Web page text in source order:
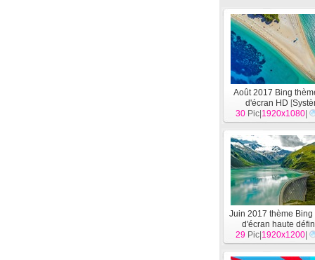
Août 2017 Bing
d'écran HD [
30 Pic| 1920x1080
Juin 2017 thème
d'écran haute
[Système]
29 Pic| 1920x1200